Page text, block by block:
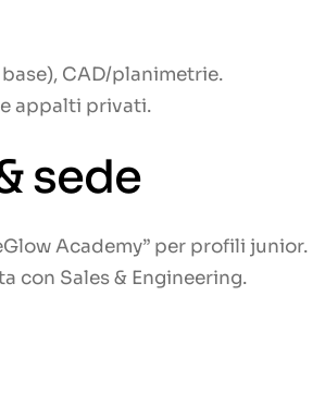
CAD/planimetrie.
appalti privati.
sede
Academy” per profili junior.
con Sales & Engineering.